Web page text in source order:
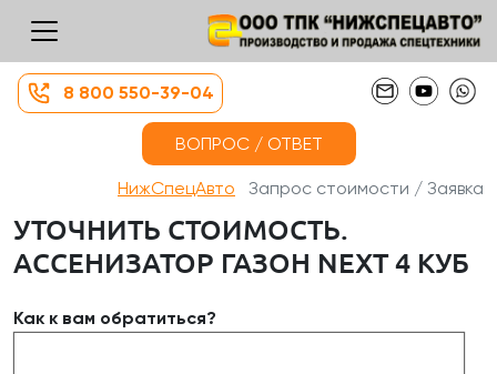
8 800 550-39-04
ВОПРОС / ОТВЕТ
НижСпецАвто Запрос стоимости / Заявка
УТОЧНИТЬ СТОИМОСТЬ.
АССЕНИЗАТОР ГАЗОН NEXT 4 КУБ
Как к вам обратиться?